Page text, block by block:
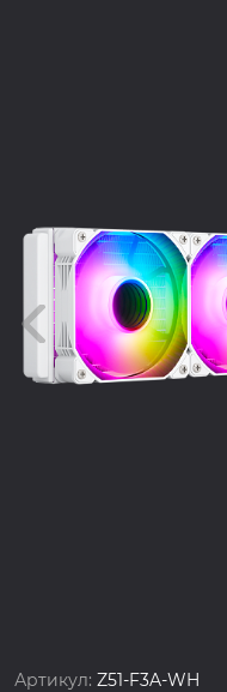
Артикул:Z51-F3A-WH